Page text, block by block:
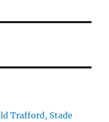
Trafford, Stade